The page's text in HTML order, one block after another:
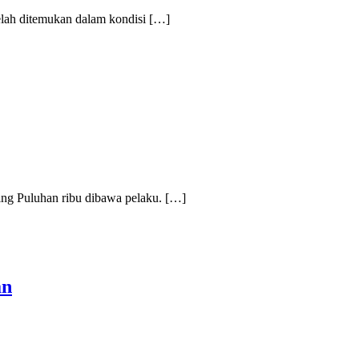
ditemukan dalam kondisi […]
Puluhan ribu dibawa pelaku. […]